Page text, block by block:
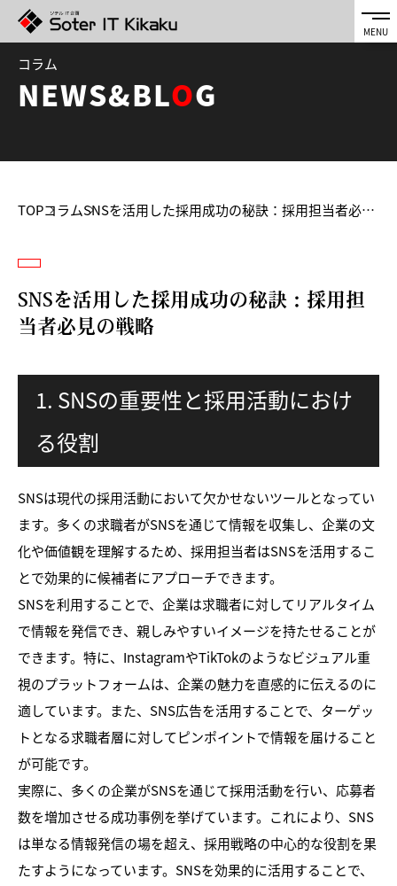
コラム
NEWS&BLOG
TOPコラム SNSを活用した採用成功の秘訣：採用担当者必見の戦略
SNSを活用した採用成功の秘訣：採用担
当者必見の戦略
1. SNSの重要性と採用活動におけ
る役割
SNSは現代の採用活動において欠かせないツールとなってい
ます。多くの求職者がSNSを通じて情報を収集し、企業の文
化や価値観を理解するため、採用担当者はSNSを活用するこ
とで効果的に候補者にアプローチできます。
SNSを利用することで、企業は求職者に対してリアルタイム
で情報を発信でき、親しみやすいイメージを持たせることが
できます。特に、InstagramやTikTokのようなビジュアル重
視のプラットフォームは、企業の魅力を直感的に伝えるのに
適しています。また、SNS広告を活用することで、ターゲッ
トとなる求職者層に対してピンポイントで情報を届けること
が可能です。
実際に、多くの企業がSNSを通じて採用活動を行い、応募者
数を増加させる成功事例を挙げています。これにより、SNS
は単なる情報発信の場を超え、採用戦略の中心的な役割を果
たすようになっています。SNSを効果的に活用することで、